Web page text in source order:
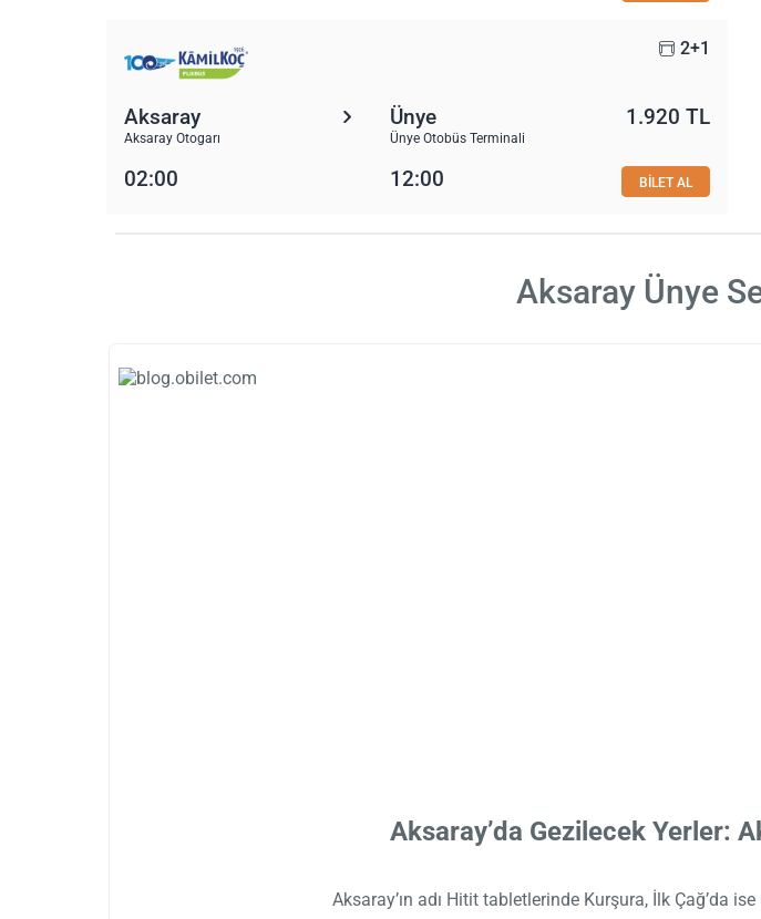
2+1
Aksaray
Aksaray Otogarı
Ünye
Ünye Otobüs Terminali
1.920 TL
02:00 12:00 BİLET AL
Aksaray Ünye
Aksaray’da Gezilecek Yerler:
Aksaray’ın adı Hitit tabletlerinde Kurşura, İlk Çağ’da